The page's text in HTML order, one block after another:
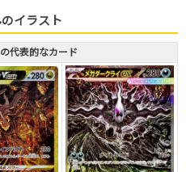
イラスト
代表的なカード